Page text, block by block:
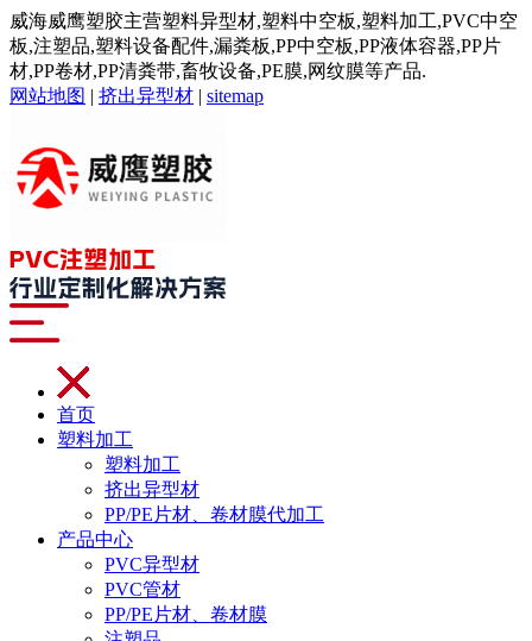
威海威鹰塑胶主营塑料异型材,塑料中空板,塑料加工,PVC中空
板,注塑品,塑料设备配件,漏粪板,PP中空板,PP液体容器,PP片
材,PP卷材,PP清粪带,畜牧设备,PE膜,网纹膜等产品.
网站地图 | 挤出异型材 | sitemap
首页
塑料加工
塑料加工
挤出异型材
PP/PE片材、卷材膜代加工
产品中心
PVC异型材
PVC管材
PP/PE片材、卷材膜